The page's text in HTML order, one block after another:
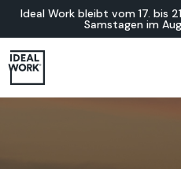
Ideal Work bleibt vom 17. bis
Samstagen im